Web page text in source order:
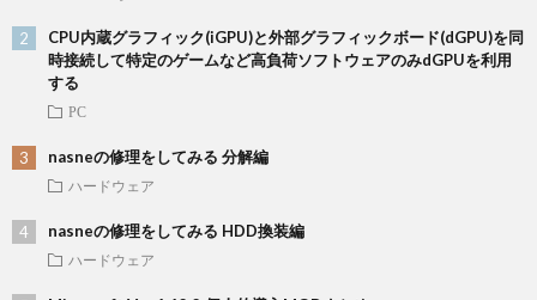
CPU内蔵グラフィック(iGPU)と外部グラフィックボード(dGPU)を同
時接続して特定のゲームなど高負荷ソフトウェアのみdGPUを利用
する
PC
nasneの修理をしてみる 分解編
ハードウェア
nasneの修理をしてみる HDD換装編
ハードウェア